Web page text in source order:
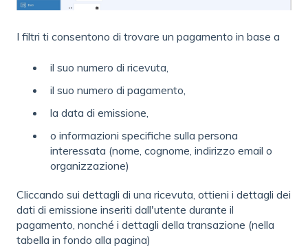
I filtri ti consentono di trovare un pagamento in base a
il suo numero di ricevuta,
il suo numero di pagamento,
la data di emissione,
o informazioni specifiche sulla persona
interessata (nome, cognome, indirizzo email o
organizzazione)
Cliccando sui dettagli di una ricevuta, ottieni i dettagli dei
dati di emissione inseriti dall'utente durante il
pagamento, nonché i dettagli della transazione (nella
tabella in fondo alla pagina)